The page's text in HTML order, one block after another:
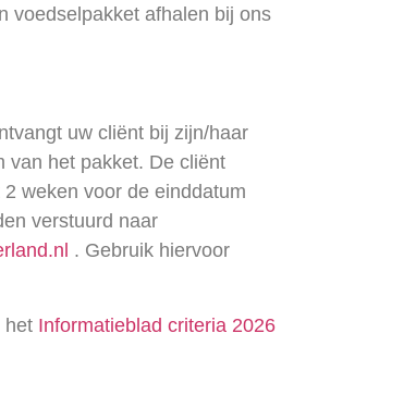
voedselpakket afhalen bij ons
uw cliënt bij zijn/haar
van het pakket. De cliënt
weken voor de einddatum
verstuurd naar
. Gebruik hiervoor
het Informatieblad criteria 2026